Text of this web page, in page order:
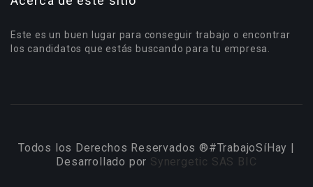
Este es un buen lugar para conseguir trabajo o encontrar
los candidatos que estás buscando para tu empresa.
Todos los Derechos Reservados ®#TrabajoSíHay |
Desarrollado por Synergetic SAS BIC